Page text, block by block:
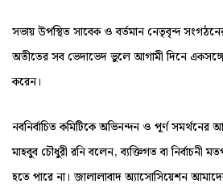
সভায় উপস্থিত সাবেক ও বর্তমান নেতৃবৃন্দ
অতীতের সব ভেদাভেদ ভুলে আগামী দিনে
করেন।
নবনির্বাচিত কমিটিকে অভিনন্দন ও পূর্ণ সমর্থনের
মাহবুব চৌধুরী রনি বলেন, ব্যক্তিগত বা নির্বাচনী
হতে পারে না। জালালাবাদ অ্যাসোসিয়েশন